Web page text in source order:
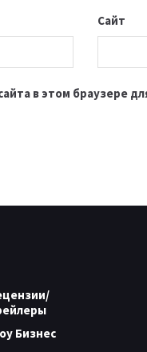
Сайт
в этом браузере
Бизнес